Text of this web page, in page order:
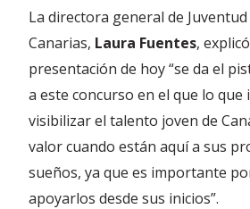
La directora general de
Canarias, Laura Fuentes,
presentación de hoy “se da el
a este concurso en el que lo que
visibilizar el talento joven de
valor cuando están aquí a sus
sueños, ya que es importante
apoyarlos desde sus inicios”.